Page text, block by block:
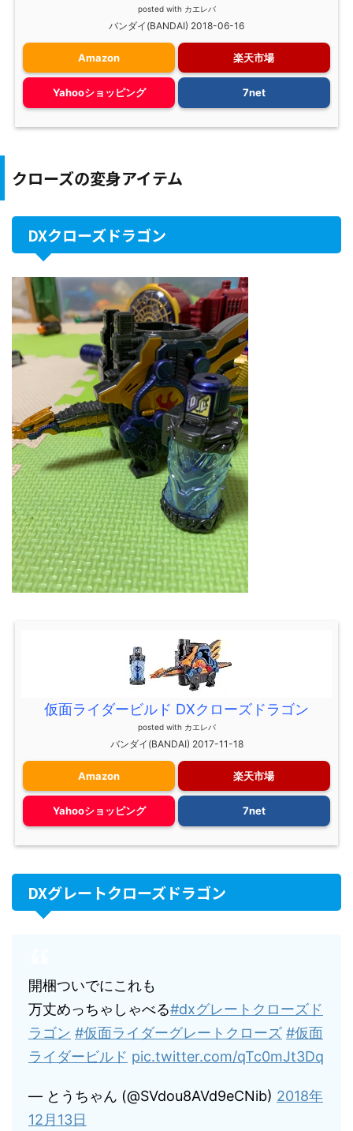
posted with カエレバ
バンダイ(BANDAI) 2018-06-16
Amazon 楽天市場
Yahooショッピング 7net
クローズの変身アイテム
DXクローズドラゴン
仮面ライダービルド DXクローズドラゴン
posted with カエレバ
バンダイ(BANDAI) 2017-11-18
Amazon 楽天市場
Yahooショッピング 7net
DXグレートクローズドラゴン
開梱ついでにこれも
万丈めっちゃしゃべる#dxグレートクローズド
ラゴン #仮面ライダーグレートクローズ #仮面
ライダービルド pic.twitter.com/qTc0mJt3Dq
— とうちゃん (@SVdou8AVd9eCNib) 2018年
12月13日